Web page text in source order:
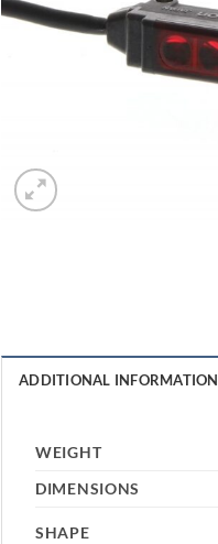
ADDITIONAL INFORMATION
WEIGHT
DIMENSIONS
SHAPE